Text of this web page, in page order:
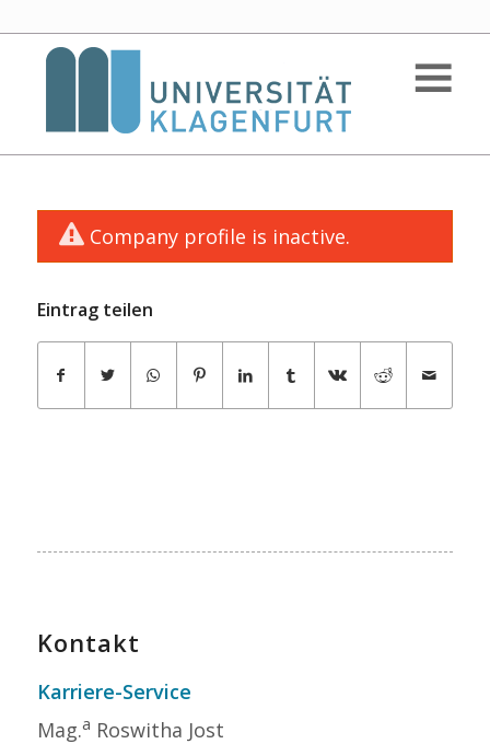
Company profile is inactive.
Eintrag teilen
Kontakt
Karriere-Service
Mag.a Roswitha Jost